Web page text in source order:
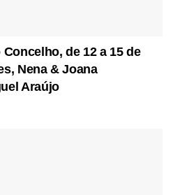
de 12 a 15 de
Nena & Joana
Araújo